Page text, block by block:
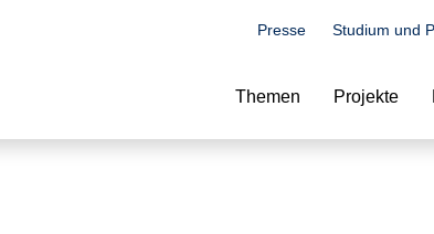
Presse Studium und
Themen Projekte